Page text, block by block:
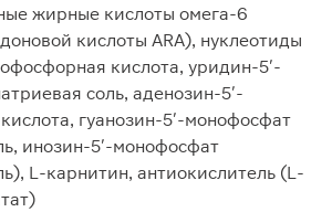
жирные кислоты омега-6
кислоты ARA), нуклеотиды
кислота, уридин-5'-
соль, аденозин-5'-
гуанозин-5'-монофосфат
инозин-5'-монофосфат
L-карнитин, антиокислитель (L-